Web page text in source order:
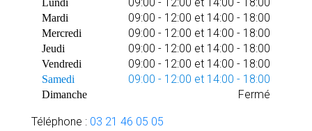
Lundi
Mardi 09:00 - 12:00 et 14:00 - 18:00
Mercredi 09:00 - 12:00 et 14:00 - 18:00
Jeudi 09:00 - 12:00 et 14:00 - 18:00
Vendredi 09:00 - 12:00 et 14:00 - 18:00
Samedi 09:00 - 12:00 et 14:00 - 18:00
Dimanche Fermé
Téléphone : 03 21 46 05 05